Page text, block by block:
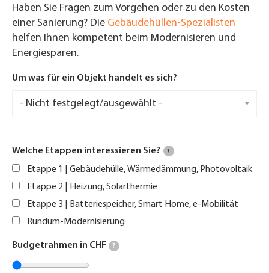
Haben Sie Fragen zum Vorgehen oder zu den Kosten
einer Sanierung? Die Gebäudehüllen-Spezialisten
helfen Ihnen kompetent beim Modernisieren und
Energiesparen.
Um was für ein Objekt handelt es sich?
Welche Etappen interessieren Sie? ?
Etappe 1 | Gebäudehülle, Wärmedämmung, Photovoltaik
Etappe 2 | Heizung, Solarthermie
Etappe 3 | Batteriespeicher, Smart Home, e-Mobilität
Rundum-Modernisierung
Budgetrahmen in CHF ?